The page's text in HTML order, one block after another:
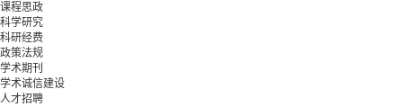
课程思政
科学研究
科研经费
政策法规
学术期刊
学术诚信建设
人才招聘